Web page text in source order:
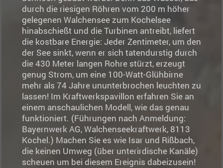
durch die riesigen Röhren vom 200 m höher
gelegenen Walchensee zum Kochelsee
hinabschießt und die Turbinen antreibt, liefert
die kostbare Energie: Jeder Zentimeter, um den
der See sinkt, wenn er sich tatendurstig durch
die 430 Meter langen Rohre stürzt, erzeugt
genug Strom, um eine 100-Watt-Glühbirne
mehr als 74 Jahre ununterbrochen leuchten zu
lassen! Im Kraftwerkspavillon erfahren Sie an
einem anschaulichen Modell, wie das genau
funktioniert. (Führungen nach Anmeldung:
Bayernwerk AG, Walchenseekraftwerk, 8113
Kochel.) Machen Sie es wie Isar und Rißbach,
die keinen Umweg (über unterirdische Kanäle)
scheuen um bei diesem Ereignis dabeizusein!